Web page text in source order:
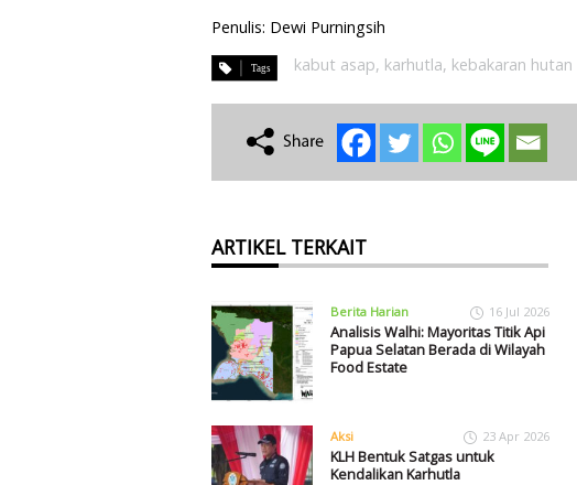
Penulis: Dewi Purningsih
kabut asap, karhutla, kebakaran hutan
ARTIKEL TERKAIT
Berita Harian 16 Jul 2026
Analisis Walhi: Mayoritas Titik Api
Papua Selatan Berada di Wilayah
Food Estate
Aksi 23 Apr 2026
KLH Bentuk Satgas untuk
Kendalikan Karhutla